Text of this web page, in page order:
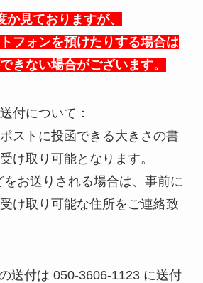
見ておりますが、
フォンを預けたりする場合は
きない場合がございます。
付について：
ストに投函できる大きさの書
け取り可能となります。
お送りされる場合は、事前に
け取り可能な住所をご連絡致
送付は 050-3606-1123 に送付